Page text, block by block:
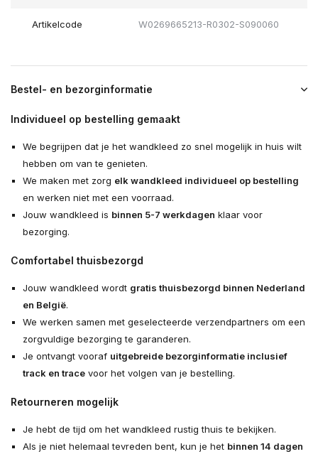
Artikelcode W0269665213-R0302-S090060
Bestel- en bezorginformatie
Individueel op bestelling gemaakt
We begrijpen dat je het wandkleed zo snel mogelijk in huis wilt
hebben om van te genieten.
We maken met zorg elk wandkleed individueel op bestelling
en werken niet met een voorraad.
Jouw wandkleed is binnen 5-7 werkdagen klaar voor
bezorging.
Comfortabel thuisbezorgd
Jouw wandkleed wordt gratis thuisbezorgd binnen Nederland
en België.
We werken samen met geselecteerde verzendpartners om een
zorgvuldige bezorging te garanderen.
Je ontvangt vooraf uitgebreide bezorginformatie inclusief
track en tracevoor het volgen van je bestelling.
Retourneren mogelijk
Je hebt de tijd om het wandkleed rustig thuis te bekijken.
Als je niet helemaal tevreden bent, kun je het binnen 14 dagen